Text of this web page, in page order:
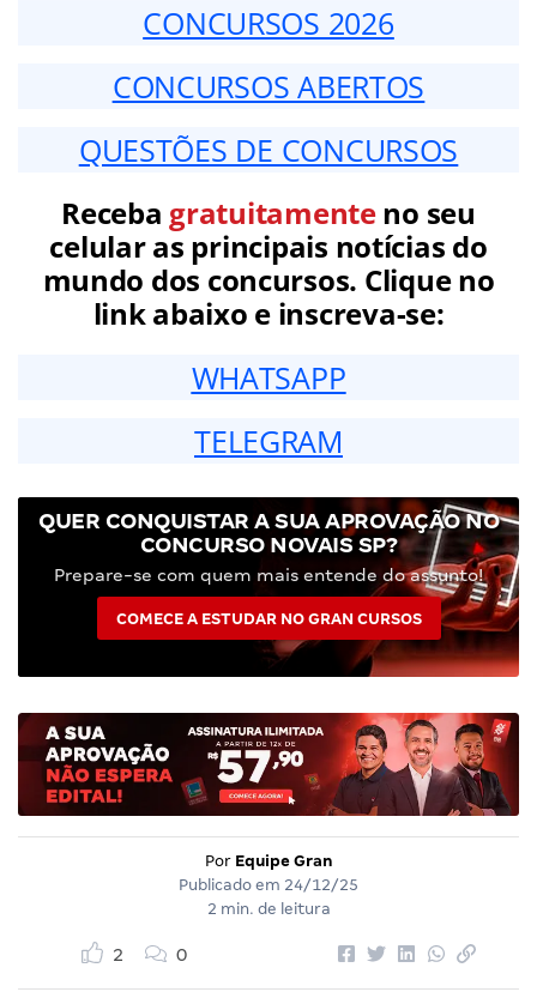
CONCURSOS 2026
CONCURSOS ABERTOS
QUESTÕES DE CONCURSOS
Receba gratuitamenteno seu
celular as principais notícias do
mundo dos concursos. Clique no
link abaixo e inscreva-se:
WHATSAPP
TELEGRAM
QUER CONQUISTAR A SUA APROVAÇÃO NO
CONCURSO NOVAIS SP?
Prepare-se com quem mais entende do assunto!
COMECE A ESTUDAR NO GRAN CURSOS
Por Equipe Gran
Publicado em 24/12/25
2 min. de leitura
2 0